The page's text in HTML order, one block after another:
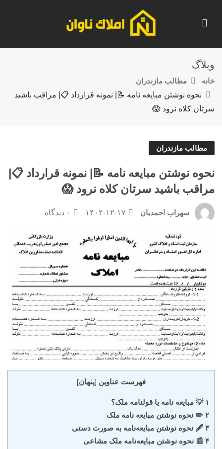
وبلاگ
خانه
مطالب مازندران
نحوه نوشتن مبایعه نامه 📝| نمونه قرارداد 📋| مراقب باشید
سرتان کلاه نرود 😱
مطالب مازندران
نحوه نوشتن مبایعه نامه 📝| نمونه قرارداد 📋|
مراقب باشید سرتان کلاه نرود 😱
سهراب احمدیان ۱۴۰۲-۱۲-۱۷ ۰ دیدگاه
فهرست عناوین [پنهان]
۱ 💡 مبایعه نامه یا قولنامه ملک؟
۲ ✏️ نحوه نوشتن مبایعه نامه ملک
۳ 🖋️ نحوه نوشتن مبایعه‌نامه به صورت دستی
۴ 📰 نحوه نوشتن مبایعه‌نامه ملک مشاعی